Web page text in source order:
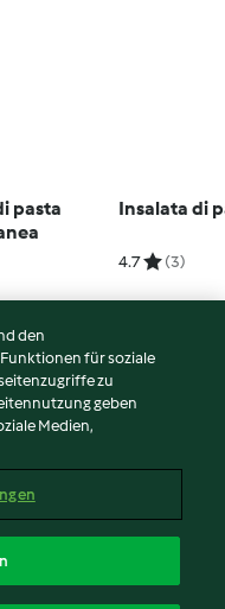
pasta
Insalata di
4.7 (3)
den
für soziale
zu
geben
Medien,